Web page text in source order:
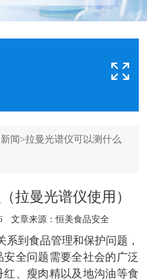
闻>拉曼光谱仪可以测什么
拉曼光谱仪使用）
文章来源：恒美食品安全
到食品管理和保护问题，
全问题需要全社会的广泛
、瘦肉精以及地沟油等食